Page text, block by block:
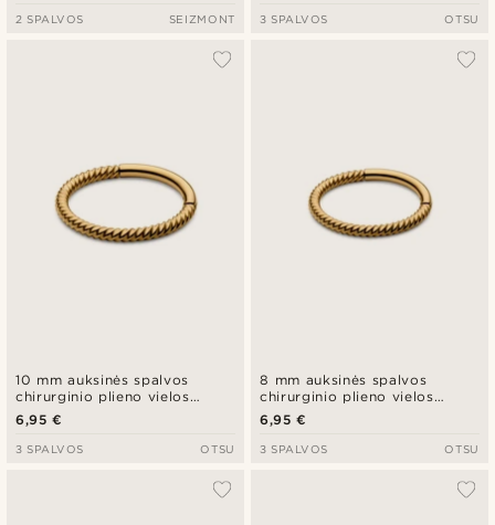
2 SPALVOS SEIZMONT 3 SPALVOS OTSU
10 mm auksinės spalvos
chirurginio plieno vielos
auskaro žiedas
6,95 €
3 SPALVOS OTSU
8 mm auksinės spalvos
chirurginio plieno vielos
auskaro žiedas
6,95 €
3 SPALVOS OTSU